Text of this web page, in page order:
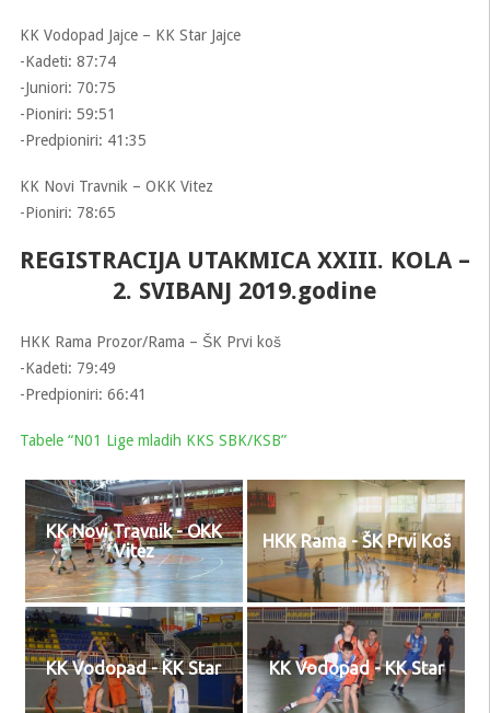
KK Vodopad Jajce – KK Star Jajce
-Kadeti: 87:74
-Juniori: 70:75
-Pioniri: 59:51
-Predpioniri: 41:35
KK Novi Travnik – OKK Vitez
-Pioniri: 78:65
REGISTRACIJA UTAKMICA XXIII. KOLA –
2. SVIBANJ 2019.godine
HKK Rama Prozor/Rama – ŠK Prvi koš
-Kadeti: 79:49
-Predpioniri: 66:41
Tabele “N01 Lige mladih KKS SBK/KSB”
KK Novi Travnik - OKK
Vitez
HKK Rama - ŠK Prvi Koš
KK Vodopad - KK Star KK Vodopad - KK Star